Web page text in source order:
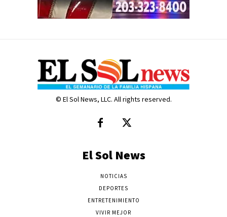
© El Sol News, LLC. All rights reserved.
El Sol News
NOTICIAS
DEPORTES
ENTRETENIMIENTO
VIVIR MEJOR